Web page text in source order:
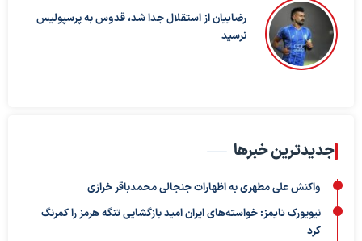
رضاییان از استقلال جدا شد، قدوس به پرسپولیس
نرسید
جدیدترین خبرها
واکنش علی مطهری به اظهارات جنجالی محمدباقر خرازی
نیویورک تایمز: خواسته‌های ایران امید بازگشایی تنگه هرمز را کمرنگ
کرد